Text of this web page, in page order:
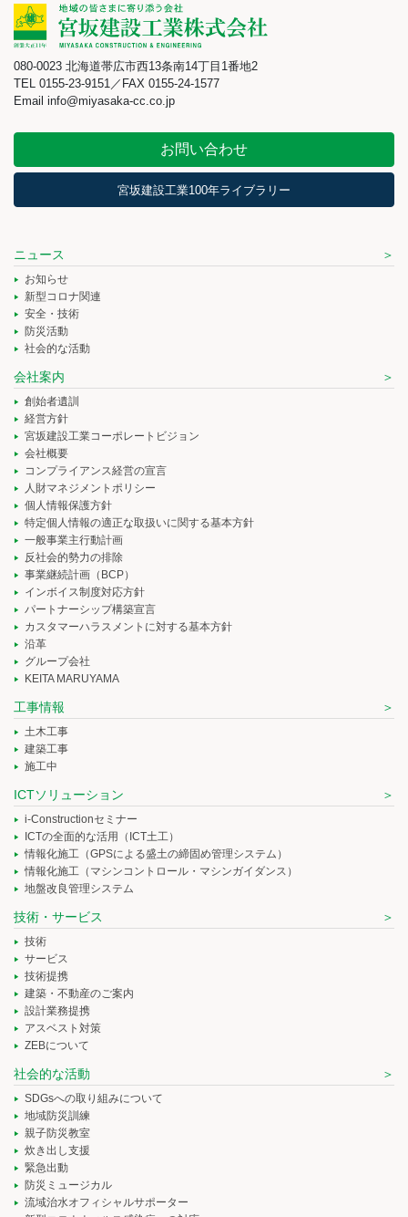
080-0023 北海道帯広市西13条南14丁目1番地2
TEL 0155-23-9151／FAX 0155-24-1577
Email info@miyasaka-cc.co.jp
お問い合わせ
宮坂建設工業100年ライブラリー
ニュース
お知らせ
新型コロナ関連
安全・技術
防災活動
社会的な活動
会社案内
創始者遺訓
経営方針
宮坂建設工業コーポレートビジョン
会社概要
コンプライアンス経営の宣言
人財マネジメントポリシー
個人情報保護方針
特定個人情報の適正な取扱いに関する基本方針
一般事業主行動計画
反社会的勢力の排除
事業継続計画（BCP）
インボイス制度対応方針
パートナーシップ構築宣言
カスタマーハラスメントに対する基本方針
沿革
グループ会社
KEITA MARUYAMA
工事情報
土木工事
建築工事
施工中
ICTソリューション
i-Constructionセミナー
ICTの全面的な活用（ICT土工）
情報化施工（GPSによる盛土の締固め管理システム）
情報化施工（マシンコントロール・マシンガイダンス）
地盤改良管理システム
技術・サービス
技術
サービス
技術提携
建築・不動産のご案内
設計業務提携
アスベスト対策
ZEBについて
社会的な活動
SDGsへの取り組みについて
地域防災訓練
親子防災教室
炊き出し支援
緊急出動
防災ミュージカル
流域治水オフィシャルサポーター